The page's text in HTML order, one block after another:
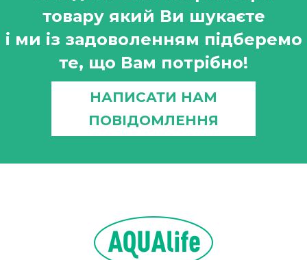
товару який Ви шукаєте
і ми із задоволенням підберемо
те, що Вам потрібно!
НАПИСАТИ НАМ
ПОВІДОМЛЕННЯ